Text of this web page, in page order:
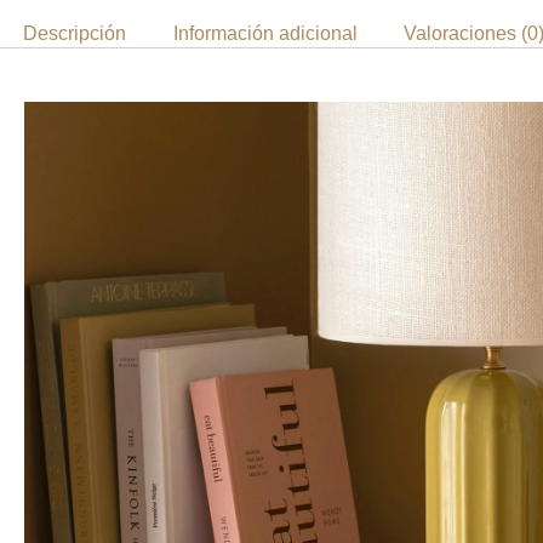
Descripción Información adicional Valoraciones (0)